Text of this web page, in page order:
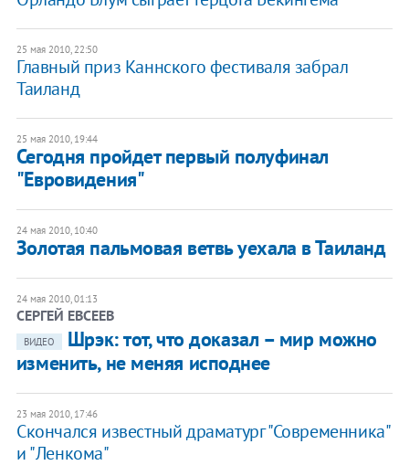
25 мая 2010, 22:50
Главный приз Каннского фестиваля забрал
Таиланд
25 мая 2010, 19:44
Сегодня пройдет первый полуфинал
"Евровидения"
24 мая 2010, 10:40
Золотая пальмовая ветвь уехала в Таиланд
24 мая 2010, 01:13
СЕРГЕЙ ЕВСЕЕВ
ВИДЕО
Шрэк: тот, что доказал – мир можно
изменить, не меняя исподнее
23 мая 2010, 17:46
Скончался известный драматург "Современника"
и "Ленкома"